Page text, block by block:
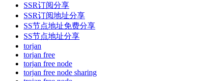
SSR订阅分享
SSR订阅地址分享
SS节点地址免费分享
SS节点地址分享
torjan
torjan free
torjan free node
torjan free node sharing